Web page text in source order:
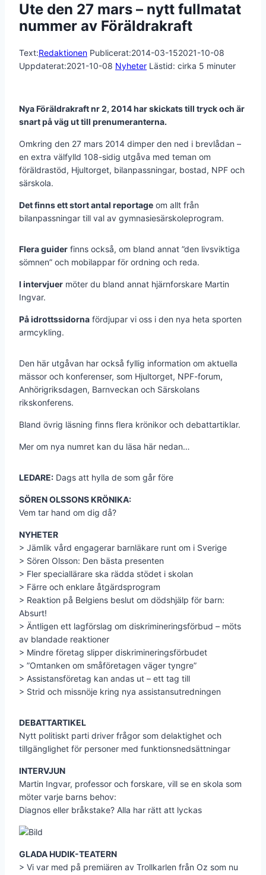
Ute den 27 mars – nytt fullmatat
nummer av Föräldrakraft
Text:Redaktionen Publicerat:2014-03-152021-10-08
Uppdaterat:2021-10-08 Nyheter Lästid: cirka 5 minuter
Nya Föräldrakraft nr 2, 2014 har skickats till tryck och är
snart på väg ut till prenumeranterna.
Omkring den 27 mars 2014 dimper den ned i brevlådan –
en extra välfylld 108-sidig utgåva med teman om
föräldrastöd, Hjultorget, bilanpassningar, bostad, NPF och
särskola.
Det finns ett stort antal reportage om allt från
bilanpassningar till val av gymnasiesärskoleprogram.
Flera guider finns också, om bland annat ”den livsviktiga
sömnen” och mobilappar för ordning och reda.
I intervjuer möter du bland annat hjärnforskare Martin
Ingvar.
På idrottssidorna fördjupar vi oss i den nya heta sporten
armcykling.
Den här utgåvan har också fyllig information om aktuella
mässor och konferenser, som Hjultorget, NPF-forum,
Anhörigriksdagen, Barnveckan och Särskolans
rikskonferens.
Bland övrig läsning finns flera krönikor och debattartiklar.
Mer om nya numret kan du läsa här nedan…
LEDARE: Dags att hylla de som går före
SÖREN OLSSONS KRÖNIKA:
Vem tar hand om dig då?
NYHETER
> Jämlik vård engagerar barnläkare runt om i Sverige
> Sören Olsson: Den bästa presenten
> Fler speciallärare ska rädda stödet i skolan
> Färre och enklare åtgärdsprogram
> Reaktion på Belgiens beslut om dödshjälp för barn:
Absurt!
> Äntligen ett lagförslag om diskrimineringsförbud – möts
av blandade reaktioner
> Mindre företag slipper diskrimineringsförbudet
> ”Omtanken om småföretagen väger tyngre”
> Assistansföretag kan andas ut – ett tag till
> Strid och missnöje kring nya assistansutredningen
DEBATTARTIKEL
Nytt politiskt parti driver frågor som delaktighet och
tillgänglighet för personer med funktionsnedsättningar
INTERVJUN
Martin Ingvar, professor och forskare, vill se en skola som
möter varje barns behov:
Diagnos eller bråkstake? Alla har rätt att lyckas
GLADA HUDIK-TEATERN
> Vi var med på premiären av Trollkarlen från Oz som nu